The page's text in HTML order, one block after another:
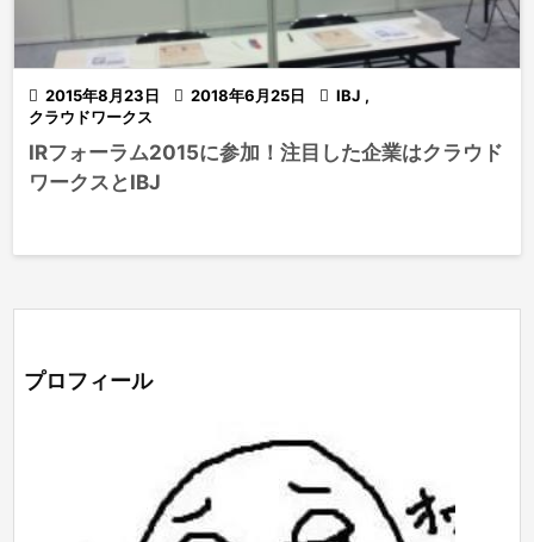
 2015年8月23日  2018年6月25日  IBJ ,
クラウドワークス
IRフォーラム2015に参加！注目した企業はクラウド
ワークスとIBJ
プロフィール